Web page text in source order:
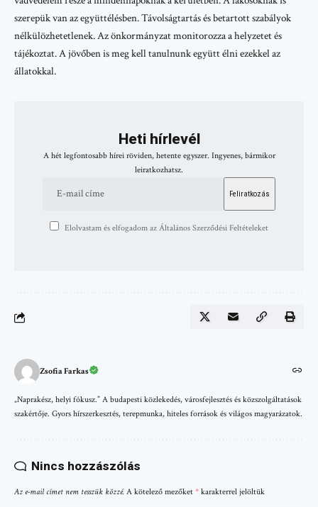
szerepük van az együttélésben. Távolságtartás és betartott szabályok
nélkülözhetetlenek. Az önkormányzat monitorozza a helyzetet és
tájékoztat. A jövőben is meg kell tanulnunk együtt élni ezekkel az
állatokkal.
Heti hírlevél
A hét legfontosabb hírei röviden, hetente egyszer. Ingyenes, bármikor
leiratkozhatsz.
Elolvastam és elfogadom az Általános Szerződési Feltételeket
Zsofia Farkas
„Naprakész, helyi fókusz.” A budapesti közlekedés, városfejlesztés és közszolgáltatások
szakértője. Gyors hírszerkesztés, terepmunka, hiteles források és világos magyarázatok.
Nincs hozzászólás
Az e-mail címet nem tesszük közzé. A kötelező mezőket * karakterrel jelöltük